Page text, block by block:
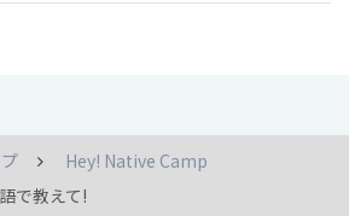
Hey! Native Camp
で教えて!